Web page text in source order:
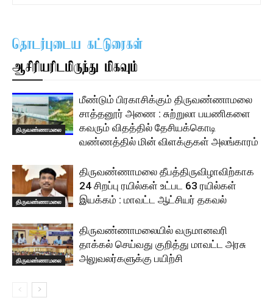
தொடர்புடைய கட்டுரைகள்
ஆசிரியரிடமிருந்து மிகவும்
திருவண்ணாமலை
மீண்டும் பிரகாசிக்கும் திருவண்ணாமலை
சாத்தனூர் அணை : சுற்றுலா பயணிகளை
கவரும் விதத்தில் தேசியக்கொடி
வண்ணத்தில் மின் விளக்குகள் அலங்காரம்
திருவண்ணாமலை
திருவண்ணாமலை தீபத்திருவிழாவிற்காக
24 சிறப்பு ரயில்கள் உட்பட 63 ரயில்கள்
இயக்கம் : மாவட்ட ஆட்சியர் தகவல்
திருவண்ணாமலை
திருவண்ணாமலையில் வருமானவரி
தாக்கல் செய்வது குறித்து மாவட்ட அரசு
அலுவலர்களுக்கு பயிற்சி